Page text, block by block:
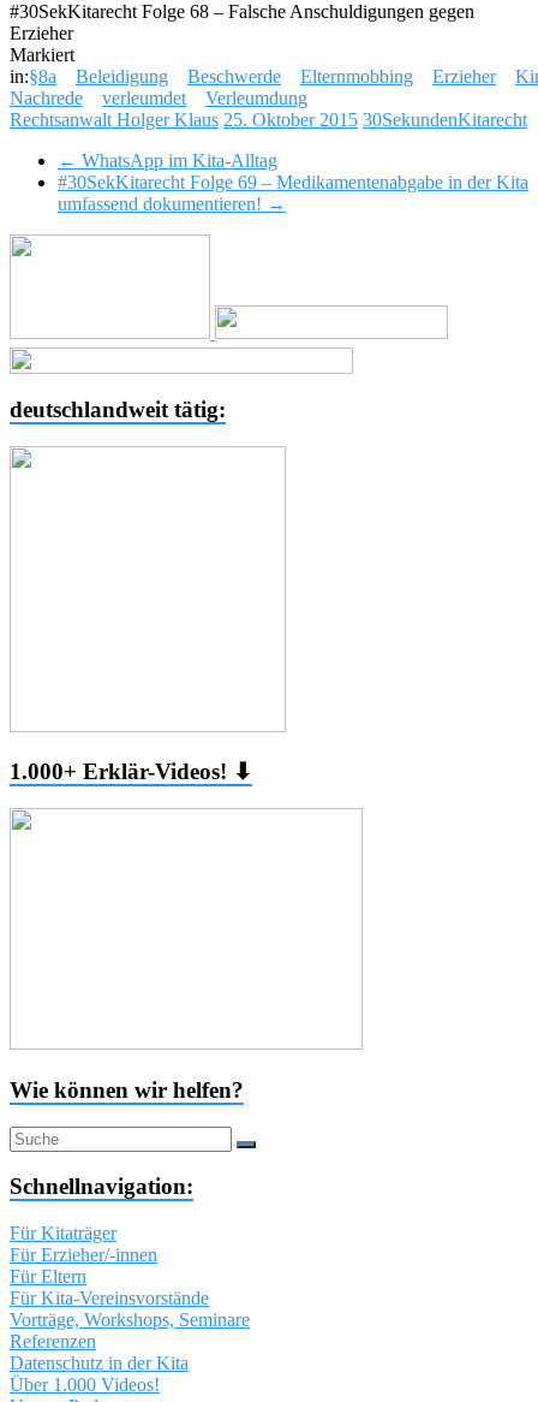
#30SekKitarecht Folge 68 – Falsche Anschuldigungen gegen
Erzieher
Markiert
in:§8a Beleidigung Beschwerde Elternmobbing Erzieher
Nachrede
verleumdet
Verleumdung
Rechtsanwalt Holger Klaus 25. Oktober 2015 30SekundenKitarecht
← WhatsApp im Kita-Alltag
#30SekKitarecht Folge 69 – Medikamentenabgabe in der Kita
umfassend dokumentieren! →
deutschlandweit tätig:
1.000+ Erklär-Videos! ⬇
Wie können wir helfen?
Schnellnavigation:
Für Kitaträger
Für Erzieher/-innen
Für Eltern
Für Kita-Vereinsvorstände
Vorträge, Workshops, Seminare
Referenzen
Datenschutz in der Kita
Über 1.000 Videos!